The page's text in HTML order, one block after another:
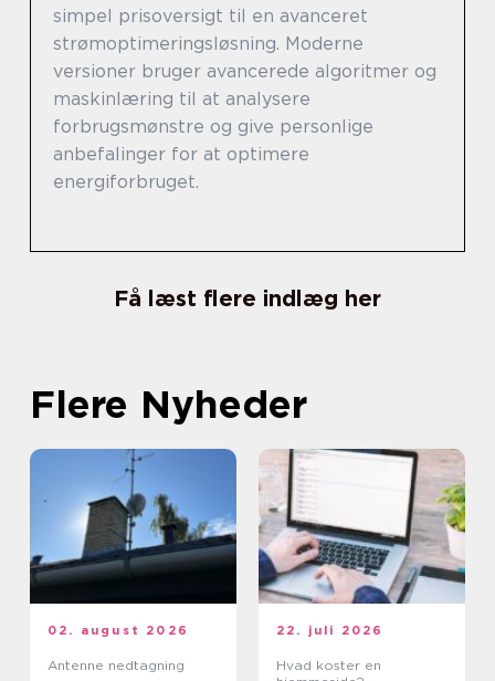
simpel prisoversigt til en avanceret
strømoptimeringsløsning. Moderne
versioner bruger avancerede algoritmer og
maskinlæring til at analysere
forbrugsmønstre og give personlige
anbefalinger for at optimere
energiforbruget.
Få læst flere indlæg her
Flere Nyheder
02. august 2026
Antenne nedtagning
22. juli 2026
Hvad koster en